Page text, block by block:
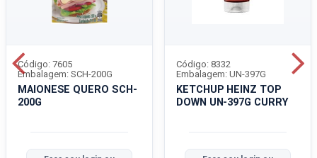
MAIONESE QUERO SCH-
200G
Código: 7605
Embalagem: SCH-200G
KETCHUP HEINZ TOP
DOWN UN-397G CURRY
Código: 8332
Embalagem: UN-397G